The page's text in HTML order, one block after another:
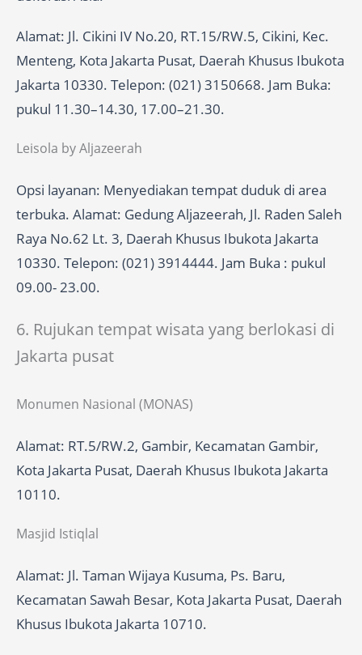
Alamat: Jl. Cikini IV No.20, RT.15/RW.5, Cikini, Kec.
Menteng, Kota Jakarta Pusat, Daerah Khusus Ibukota
Jakarta 10330. Telepon: (021) 3150668. Jam Buka:
pukul 11.30–14.30, 17.00–21.30.
Leisola by Aljazeerah
Opsi layanan: Menyediakan tempat duduk di area
terbuka. Alamat: Gedung Aljazeerah, Jl. Raden Saleh
Raya No.62 Lt. 3, Daerah Khusus Ibukota Jakarta
10330. Telepon: (021) 3914444. Jam Buka : pukul
09.00- 23.00.
6. Rujukan tempat wisata yang berlokasi di
Jakarta pusat
Monumen Nasional (MONAS)
Alamat: RT.5/RW.2, Gambir, Kecamatan Gambir,
Kota Jakarta Pusat, Daerah Khusus Ibukota Jakarta
10110.
Masjid Istiqlal
Alamat: Jl. Taman Wijaya Kusuma, Ps. Baru,
Kecamatan Sawah Besar, Kota Jakarta Pusat, Daerah
Khusus Ibukota Jakarta 10710.